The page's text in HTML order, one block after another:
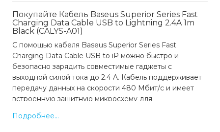
Покупайте Кабель Baseus Superior Series Fast
Charging Data Cable USB to Lightning 2.4A 1m
Black (CALYS-A01)
С помощью кабеля Baseus Superior Series Fast
Charging Data Cable USB to iP можно быстро и
безопасно зарядить совместимые гаджеты с
выходной силой тока до 2.4 A. Кабель поддерживает
передачу данных на скорости 480 Мбит/с и имеет
встроенную защитную микросхему для
Подробнее...